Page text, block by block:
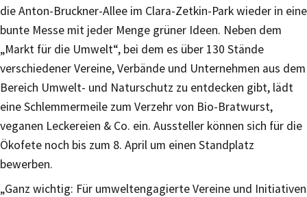
die Anton-Bruckner-Allee im Clara-Zetkin-Park wieder in eine
bunte Messe mit jeder Menge grüner Ideen. Neben dem
„Markt für die Umwelt“, bei dem es über 130 Stände
verschiedener Vereine, Verbände und Unternehmen aus dem
Bereich Umwelt- und Naturschutz zu entdecken gibt, lädt
eine Schlemmermeile zum Verzehr von Bio-Bratwurst,
veganen Leckereien & Co. ein. Aussteller können sich für die
Ökofete noch bis zum 8. April um einen Standplatz
bewerben.
„Ganz wichtig: Für umweltengagierte Vereine und Initiativen